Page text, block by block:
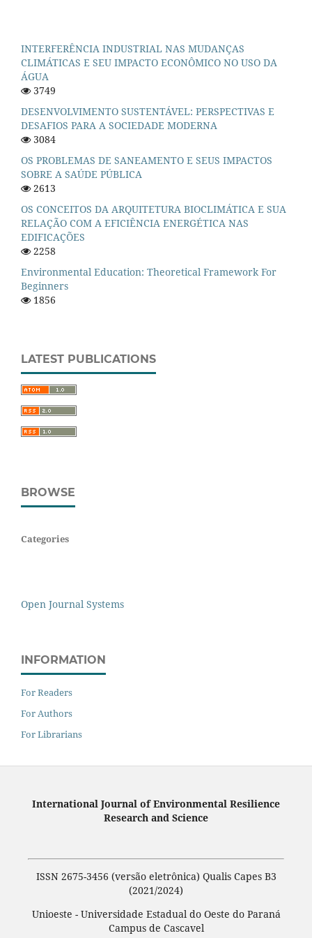
INTERFERÊNCIA INDUSTRIAL NAS MUDANÇAS
CLIMÁTICAS E SEU IMPACTO ECONÔMICO NO USO DA
ÁGUA
3749
DESENVOLVIMENTO SUSTENTÁVEL: PERSPECTIVAS E
DESAFIOS PARA A SOCIEDADE MODERNA
3084
OS PROBLEMAS DE SANEAMENTO E SEUS IMPACTOS
SOBRE A SAÚDE PÚBLICA
2613
OS CONCEITOS DA ARQUITETURA BIOCLIMÁTICA E SUA
RELAÇÃO COM A EFICIÊNCIA ENERGÉTICA NAS
EDIFICAÇÕES
2258
Environmental Education: Theoretical Framework For
Beginners
1856
LATEST PUBLICATIONS
BROWSE
Categories
Open Journal Systems
INFORMATION
For Readers
For Authors
For Librarians
International Journal of Environmental Resilience
Research and Science
ISSN 2675-3456 (versão eletrônica) Qualis Capes B3
(2021/2024)
Unioeste - Universidade Estadual do Oeste do Paraná
Campus de Cascavel